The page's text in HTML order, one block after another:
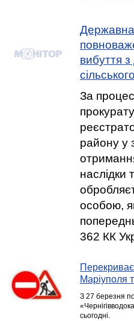
Державна
вибуття
За
району у
наслідки
особою,
362 КК
Маріуполя
З 27 березня
сьогодні.